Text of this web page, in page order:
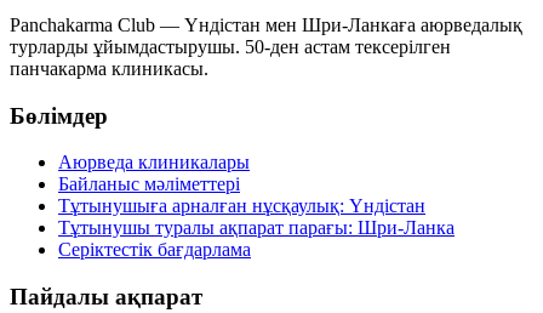
Panchakarma Club — Үндістан мен Шри-Ланкаға аюрведалық
турларды ұйымдастырушы. 50-ден астам тексерілген
панчакарма клиникасы.
Бөлімдер
Аюрведа клиникалары
Байланыс мәліметтері
Тұтынушыға арналған нұсқаулық: Үндістан
Тұтынушы туралы ақпарат парағы: Шри-Ланка
Серіктестік бағдарлама
Пайдалы ақпарат